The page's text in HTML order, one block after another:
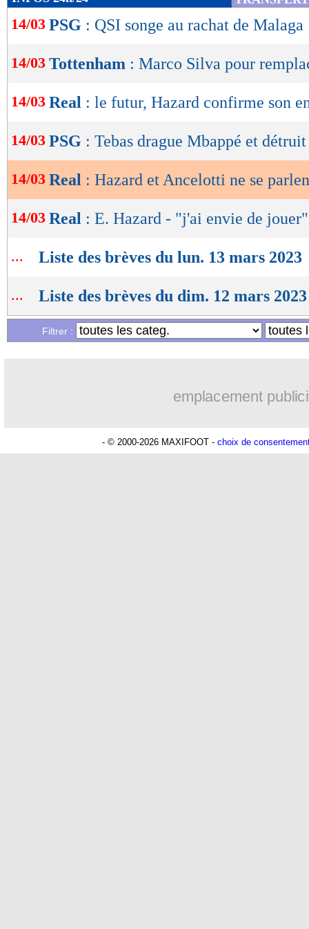
de
lecture
OK
14/03 PSG : QSI songe au rachat de Malaga
14/03 Tottenham : Marco Silva pour
14/03 Real : le futur, Hazard confirme son
14/03 PSG : Tebas drague Mbappé et
14/03 Real : Hazard et Ancelotti ne se
14/03 Real : E. Hazard - "j'ai envie de jouer"
... Liste des brèves du lun. 13 mars 2023
... Liste des brèves du dim. 12 mars 2023
Filtrer :
emplacement
- © 2000-2026 MAXIFOOT - choix de